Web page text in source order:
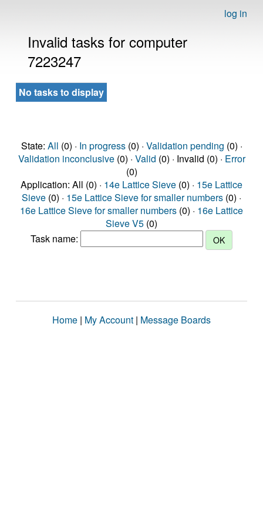
log in
Invalid tasks for computer
7223247
No tasks to display
State: All (0) · In progress(0) · Validation pending (0) ·
Validation inconclusive(0) · Valid (0) · Invalid (0) · Error
(0)
Application: All (0) · 14e Lattice Sieve (0) · 15e Lattice
Sieve (0) · 15e Lattice Sieve for smaller numbers (0) ·
16e Lattice Sieve for smaller numbers (0) · 16e Lattice
Sieve V5 (0)
Task name:
Home | My Account | Message Boards